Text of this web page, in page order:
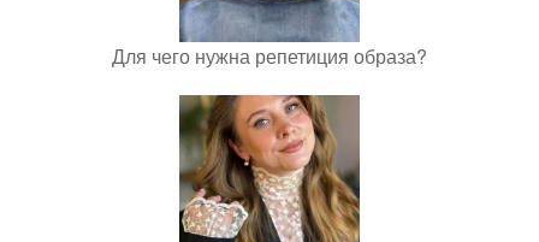
Для чего нужна репетиция образа?